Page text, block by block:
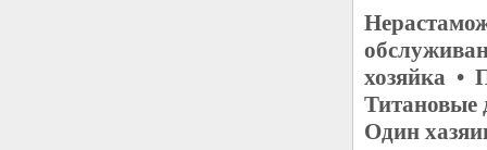
хозяйка •
Титановые
Один